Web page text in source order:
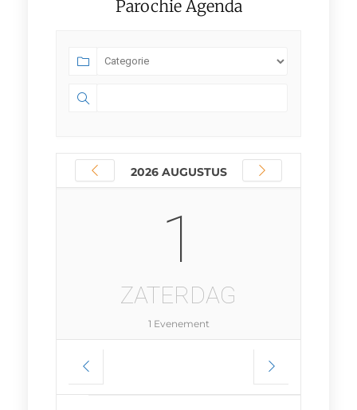
Parochie Agenda
2026 AUGUSTUS
1
ZATERDAG
1 Evenement